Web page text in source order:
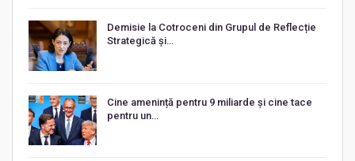
Demisie la Cotroceni din Grupul de Reflecție
Strategică și…
Cine amenință pentru 9 miliarde și cine tace
pentru un…